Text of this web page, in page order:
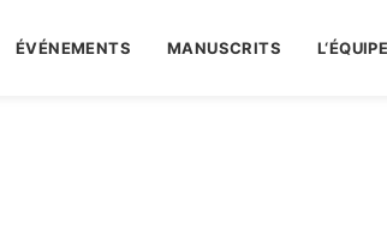
ÉVÉNEMENTS MANUSCRITS L‘ÉQUIPE